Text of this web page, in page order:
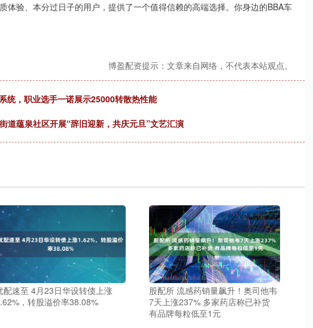
体验、本分过日子的用户，提供了一个值得信赖的高端选择。你身边的BBA车
博盈配资提示：文章来自网络，不代表本站观点。
统，职业选手一诺展示25000转散热性能
道蕴泉社区开展“辞旧迎新，共庆元旦”文艺汇演
配速至 4月23日华设转债上涨
，转股溢价率38.08%
股配所 流感药销量飙升！奥司他韦
7天上涨237% 多家药店称已补货
有品牌每粒低至1元